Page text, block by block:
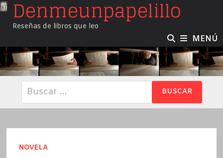
SaltarDenmeunpapelillo
Reseñas de libros que leo
MENÚ
Buscar:
NOVELA